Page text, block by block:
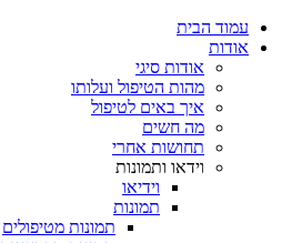
עמוד הבית
אודות
אודות סיגי
מהות הטיפול ועלותו
איך באים לטיפול
מה חשים
תחושות אחרי
וידאו ותמונות
וידיאו
תמונות
תמונות מטיפולים